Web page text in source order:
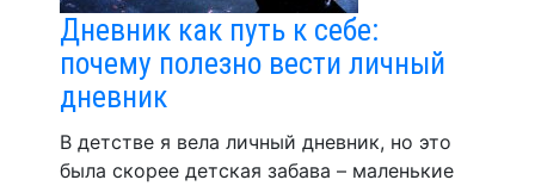
Дневник как путь к себе:
почему полезно вести личный
дневник
В детстве я вела личный дневник, но это
была скорее детская забава – маленькие